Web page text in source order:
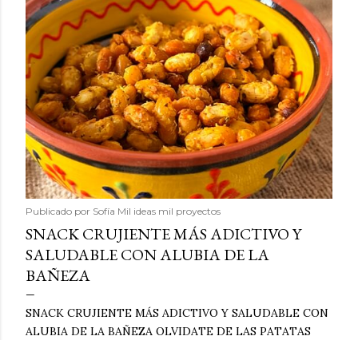
Publicado por Sofía Mil ideas mil proyectos
SNACK CRUJIENTE MÁS ADICTIVO Y
SALUDABLE CON ALUBIA DE LA
BAÑEZA
SNACK CRUJIENTE MÁS ADICTIVO Y SALUDABLE CON
ALUBIA DE LA BAÑEZA OLVIDATE DE LAS PATATAS